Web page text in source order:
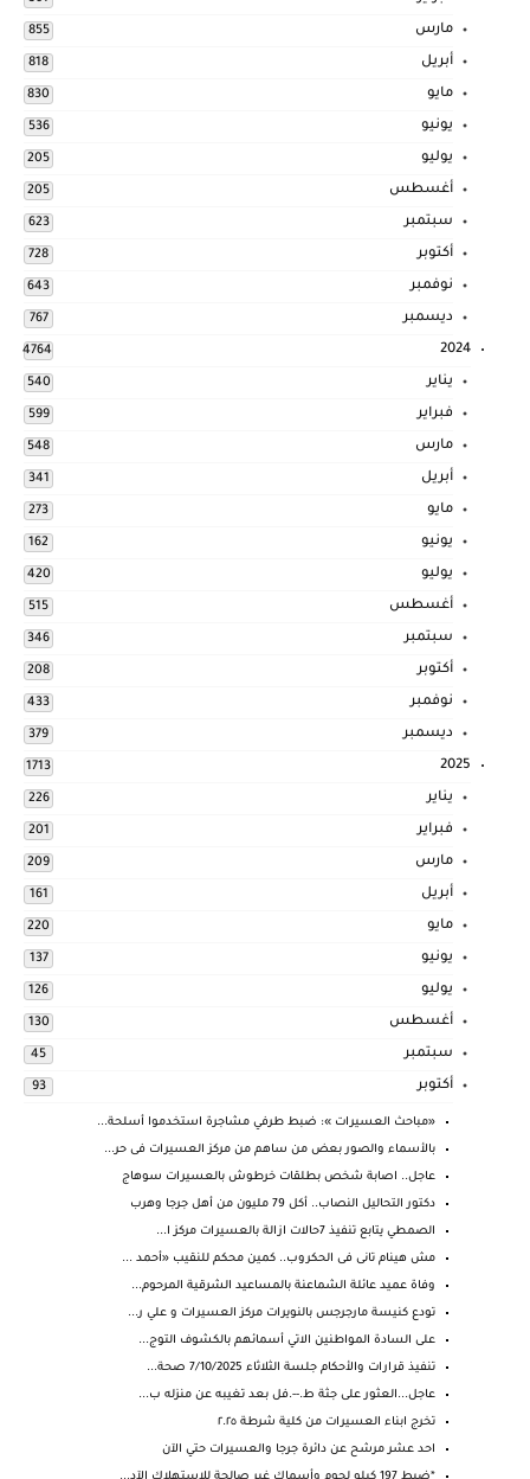
مارس 855
أبريل 818
مايو 830
يونيو 536
يوليو 205
أغسطس 205
سبتمبر 623
أكتوبر 728
نوفمبر 643
ديسمبر 767
2024
4764
يناير 540
فبراير 599
مارس 548
أبريل 341
مايو 273
يونيو 162
يوليو 420
أغسطس 515
سبتمبر 346
أكتوبر 208
نوفمبر 433
ديسمبر 379
2025
1713
يناير 226
فبراير 201
مارس 209
أبريل 161
مايو 220
يونيو 137
يوليو 126
أغسطس 130
سبتمبر 45
أكتوبر 93
«مباحث العسيرات »: ضبط طرفي مشاجرة استخدموا أسلحة...
بالأسماء والصور بعض من ساهم من مركز العسيرات فى حر...
عاجل.. اصابة شخص بطلقات خرطوش بالعسيرات سوهاج
دكتور التحاليل النصاب.. أكل 79 مليون من أهل جرجا وهرب
الصمطي يتابع تنفيذ 7حالات ازالة بالعسيرات مركز ا...
مش هينام تانى فى الحكروب.. كمين محكم للنقيب «أحمد ...
وفاة عميد عائلة الشماعنة بالمساعيد الشرقية المرحوم...
تودع كنيسة مارجرجس بالنويرات مركز العسيرات و علي ر...
على السادة المواطنين الاتي أسمائهم بالكشوف التوج...
تنفيذ قرارات والأحكام جلسة الثلاثاء 7/10/2025 صحة...
عاجل...العثور على جثة ط.--.فل بعد تغيبه عن منزله ب...
تخرج ابناء العسيرات من كلية شرطة ٢.٢٥
احد عشر مرشح عن دائرة جرجا والعسيرات حتي الآن